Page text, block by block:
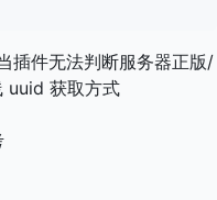
插件无法判断服务器正版/
uuid 获取方式